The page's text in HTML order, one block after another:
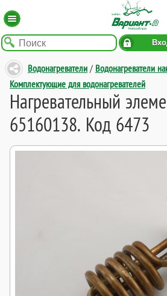
Водонагреватели / Водонагреватели
Комплектующие для водонагревателей
Нагревательный
65160138. Код 6473